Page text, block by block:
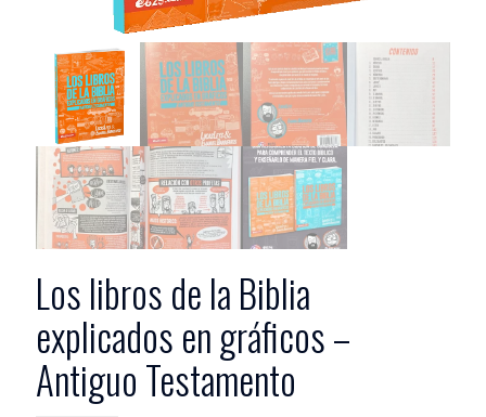
Los libros de la Biblia
explicados en gráficos –
Antiguo Testamento